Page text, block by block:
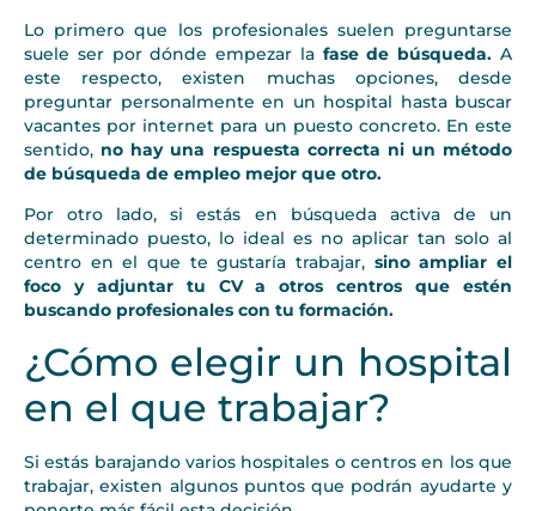
Lo primero que los profesionales suelen preguntarse
suele ser por dónde empezar la fase de búsqueda. A
este respecto, existen muchas opciones, desde
preguntar personalmente en un hospital hasta buscar
vacantes por internet para un puesto concreto. En este
sentido, no hay una respuesta correcta ni un método
de búsqueda de empleo mejor que otro.
Por otro lado, si estás en búsqueda activa de un
determinado puesto, lo ideal es no aplicar tan solo al
centro en el que te gustaría trabajar, sino ampliar el
foco y adjuntar tu CV a otros centros que estén
buscando profesionales con tu formación.
¿Cómo elegir un hospital
en el que trabajar?
Si estás barajando varios hospitales o centros en los que
trabajar, existen algunos puntos que podrán ayudarte y